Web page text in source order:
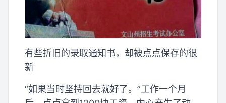
有些折旧的录取通知书，却被点点保存的很
新
“如果当时坚持回去就好了。”工作一个月